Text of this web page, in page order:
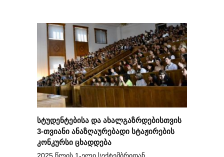
სტუდენტებისა და ახალგაზრდებისთვის
3-თვიანი ანაზღაურებადი სტაჟირების
კონკურსი ცხადდება